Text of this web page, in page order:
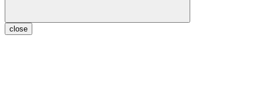
close